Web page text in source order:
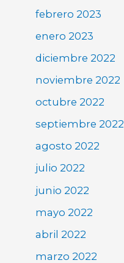
febrero 2023
enero 2023
diciembre 2022
noviembre 2022
octubre 2022
septiembre 2022
agosto 2022
julio 2022
junio 2022
mayo 2022
abril 2022
marzo 2022